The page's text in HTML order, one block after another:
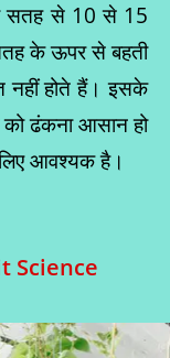
सतह से 10 से 15
के ऊपर से बहती
नहीं होते हैं। इसके
को ढंकना आसान हो
लिए आवश्यक है।
Science